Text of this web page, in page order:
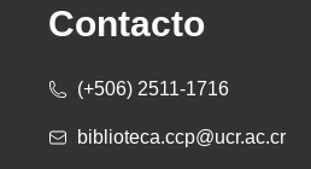
(1)
Albareda Tiana (1)
Alcócer Alfaro, Diana (1)
Contacto
(+506) 2511-1716
biblioteca.ccp@ucr.ac.cr